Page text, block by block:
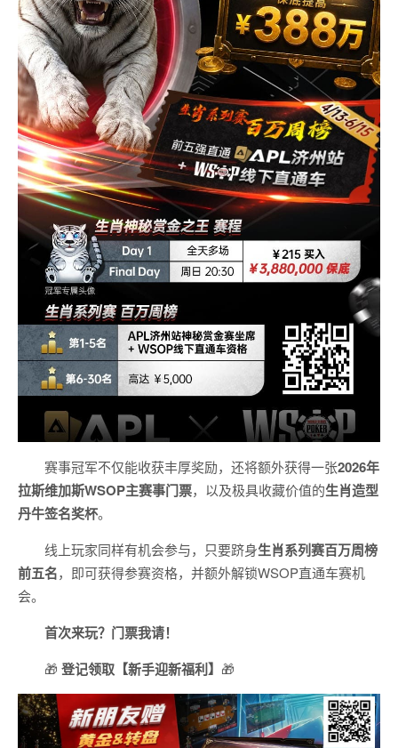
赛事冠军不仅能收获丰厚奖励，还将额外获得一张2026年
拉斯维加斯WSOP主赛事门票，以及极具收藏价值的生肖造型
丹牛签名奖杯。
线上玩家同样有机会参与，只要跻身生肖系列赛百万周榜
前五名，即可获得参赛资格，并额外解锁WSOP直通车赛机
会。
首次来玩？门票我请！
🎁 登记领取【新手迎新福利】 🎁